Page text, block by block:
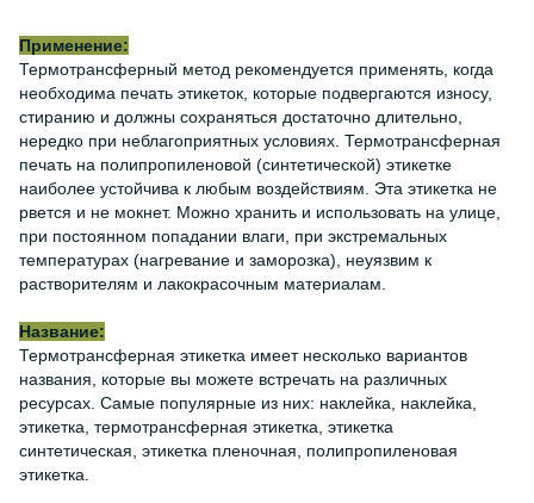
Применение:
Термотрансферный метод рекомендуется применять, когда
необходима печать этикеток, которые подвергаются износу,
стиранию и должны сохраняться достаточно длительно,
нередко при неблагоприятных условиях. Термотрансферная
печать на полипропиленовой (синтетической) этикетке
наиболее устойчива к любым воздействиям. Эта этикетка не
рвется и не мокнет. Можно хранить и использовать на улице,
при постоянном попадании влаги, при экстремальных
температурах (нагревание и заморозка), неуязвим к
растворителям и лакокрасочным материалам.
Название:
Термотрансферная этикетка имеет несколько вариантов
названия, которые вы можете встречать на различных
ресурсах. Самые популярные из них: наклейка, наклейка,
этикетка, термотрансферная этикетка, этикетка
синтетическая, этикетка пленочная, полипропиленовая
этикетка.